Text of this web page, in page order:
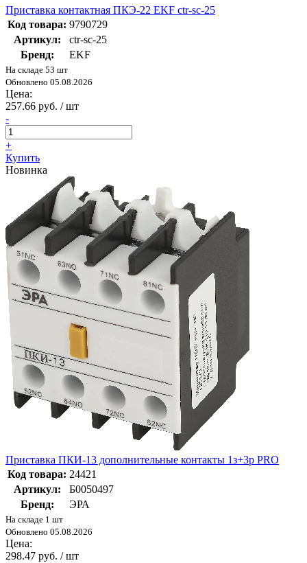
Приставка контактная ПКЭ-22 EKF ctr-sc-25
Код товара: 9790729
Артикул:
ctr-sc-25
Бренд:
EKF
На складе 53 шт
Обновлено 05.08.2026
Цена:
257.66 руб. / шт
-
+
Купить
Новинка
Приставка ПКИ-13 дополнительные контакты 1з+3р PRO
Код товара: 24421
Артикул:
Б0050497
Бренд:
ЭРА
На складе 1 шт
Обновлено 05.08.2026
Цена:
298.47 руб. / шт